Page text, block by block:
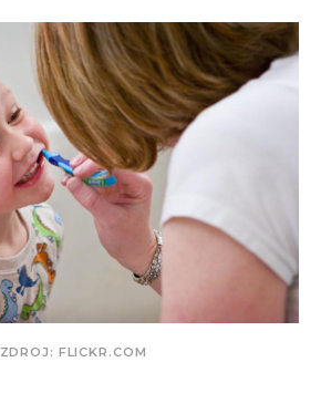
ZDROJ: FLICKR.COM